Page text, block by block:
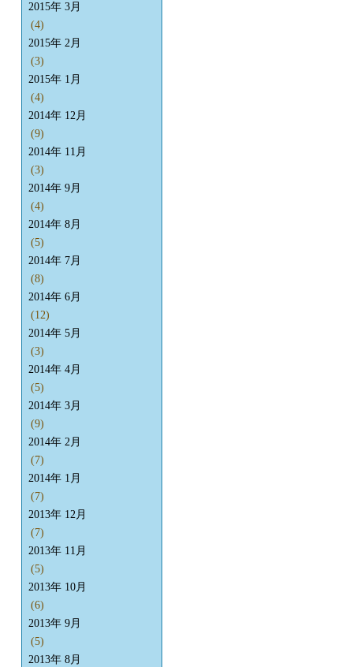
2015年 3月
(4)
2015年 2月
(3)
2015年 1月
(4)
2014年 12月
(9)
2014年 11月
(3)
2014年 9月
(4)
2014年 8月
(5)
2014年 7月
(8)
2014年 6月
(12)
2014年 5月
(3)
2014年 4月
(5)
2014年 3月
(9)
2014年 2月
(7)
2014年 1月
(7)
2013年 12月
(7)
2013年 11月
(5)
2013年 10月
(6)
2013年 9月
(5)
2013年 8月